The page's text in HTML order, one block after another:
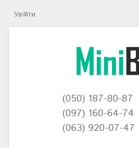
Увійти
(050) 187-80-87
(097) 160-64-74
(063) 920-07-47